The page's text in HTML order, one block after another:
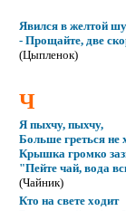
Явился в желтой
- Прощайте, две
(Цыпленок)
Ч
Я пыхчу, пыхчу,
Больше греться не
Крышка громко
"Пейте чай, вода
(Чайник)
Кто на свете ходит